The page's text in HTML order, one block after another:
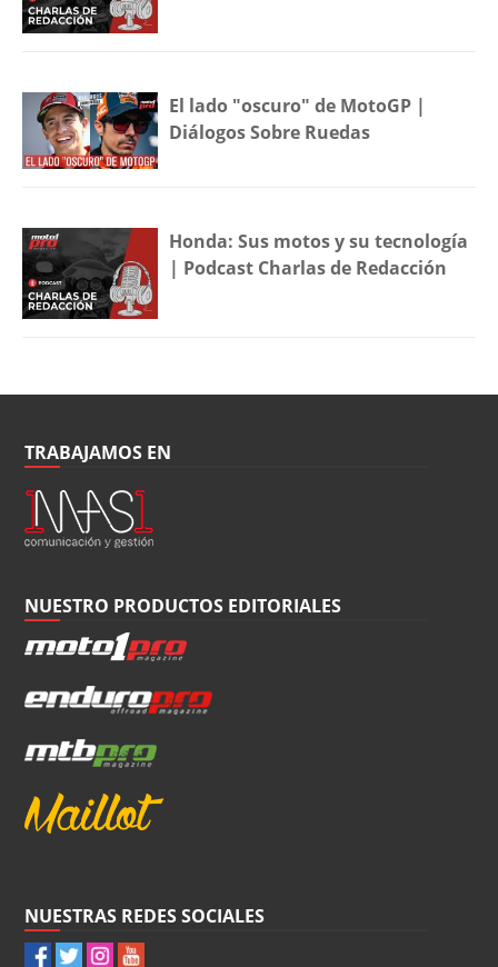
El lado "oscuro" de MotoGP |
Diálogos Sobre Ruedas
Honda: Sus motos y su tecnología
| Podcast Charlas de Redacción
TRABAJAMOS EN
NUESTRO PRODUCTOS EDITORIALES
NUESTRAS REDES SOCIALES